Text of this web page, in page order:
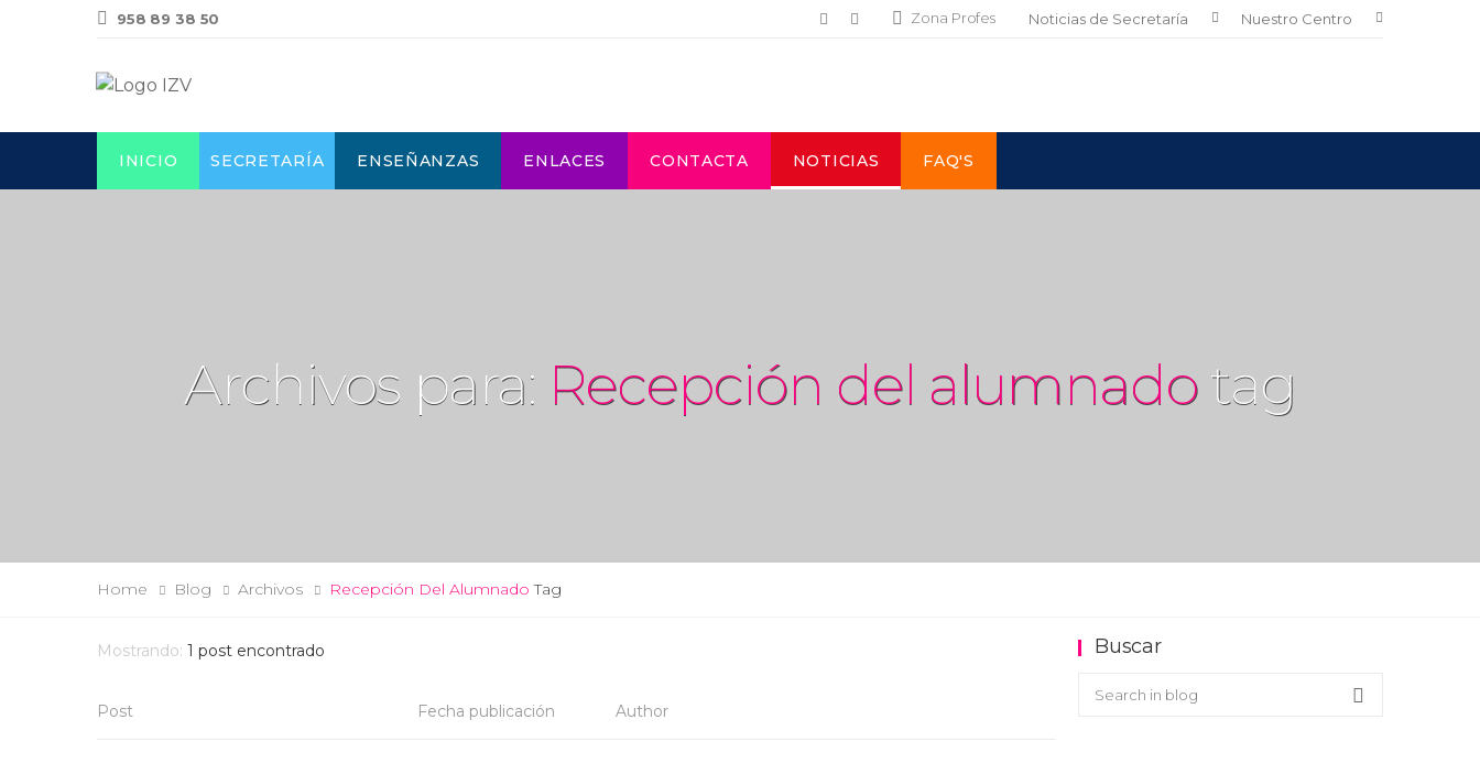
958 89 38 50 Zona Profes Noticias de Secretaría Nuestro Centro
INICIO SECRETARÍA ENSEÑANZAS ENLACES CONTACTA NOTICIAS FAQ'S
Archivos para: Recepción del alumnadotag
Home Blog Archivos Recepción Del Alumnado Tag
Mostrando: 1 post encontrado
Post Fecha publicación Author
Buscar
Buscar en el blog
Search